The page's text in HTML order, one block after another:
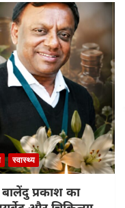
स्वास्थ्य
बालेंदु प्रकाश का